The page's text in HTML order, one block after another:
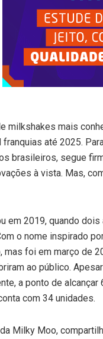
milkshakes mais
até 2025.
brasileiros, segue
à vista. Mas,
em 2019, quando
o nome inspirado
mas foi em março de
ao público.
a ponto de
com 34 unidades.
Milky Moo,